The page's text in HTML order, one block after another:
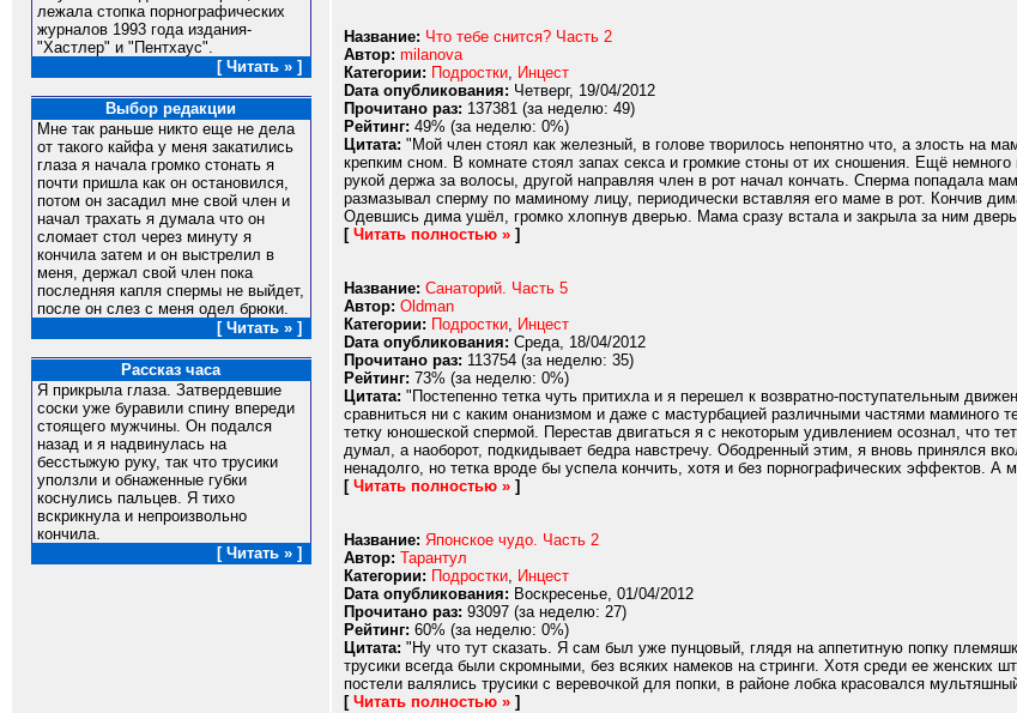
лежала стопка порнографических
журналов 1993 года издания-
"Хастлер" и "Пентхаус".
[ Читать » ]
Выбор редакции
Мне так раньше никто еще не дела
от такого кайфа у меня закатились
глаза я начала громко стонать я
почти пришла как он остановился,
потом он засадил мне свой член и
начал трахать я думала что он
сломает стол через минуту я
кончила затем и он выстрелил в
меня, держал свой член пока
последняя капля спермы не выйдет,
после он слез с меня одел брюки.
[ Читать » ]
Рассказ часа
Я прикрыла глаза. Затвердевшие
соски уже буравили спину впереди
стоящего мужчины. Он подался
назад и я надвинулась на
бесстыжую руку, так что трусики
уползли и обнаженные губки
коснулись пальцев. Я тихо
вскрикнула и непроизвольно
кончила.
[ Читать » ]
Название: Что тебе снится? Часть 2
Автор: milanova
Категории: Подростки, Инцест
Dата опубликования: Четверг, 19/04/2012
Прочитано раз: 137381 (за неделю: 49)
Рейтинг: 49% (за неделю: 0%)
Цитата: "Мой член стоял как железный, в голове творилось непонятно что, а злость на
крепким сном. В комнате стоял запах секса и громкие стоны от их сношения. Ещё
рукой держа за волосы, другой направляя член в рот начал кончать. Сперма попадала
размазывал сперму по маминому лицу, периодически вставляя его маме в рот. Кончив
Одевшись дима ушёл, громко хлопнув дверью. Мама сразу встала и закрыла за ним
[ Читать полностью » ]
Название: Санаторий. Часть 5
Автор: Oldman
Категории: Подростки, Инцест
Dата опубликования: Среда, 18/04/2012
Прочитано раз: 113754 (за неделю: 35)
Рейтинг: 73% (за неделю: 0%)
Цитата: "Постепенно тетка чуть притихла и я перешел к возвратно-поступательным
сравниться ни с каким онанизмом и даже с мастурбацией различными частями
тетку юношеской спермой. Перестав двигаться я с некоторым удивлением осознал, что
думал, а наоборот, подкидывает бедра навстречу. Ободренный этим, я вновь принялся
ненадолго, но тетка вроде бы успела кончить, хотя и без порнографических эффектов.
[ Читать полностью » ]
Название: Японское чудо. Часть 2
Автор: Тарантул
Категории: Подростки, Инцест
Dата опубликования: Воскресенье, 01/04/2012
Прочитано раз: 93097 (за неделю: 27)
Рейтинг: 60% (за неделю: 0%)
Цитата: "Ну что тут сказать. Я сам был уже пунцовый, глядя на аппетитную попку
трусики всегда были скромными, без всяких намеков на стринги. Хотя среди ее
постели валялись трусики с веревочкой для попки, в районе лобка красовался
[ Читать полностью » ]